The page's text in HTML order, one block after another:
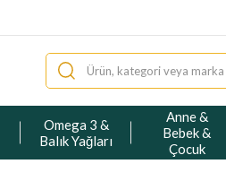
Omega 3 &
Balık Yağları
Anne &
Bebek &
Çocuk